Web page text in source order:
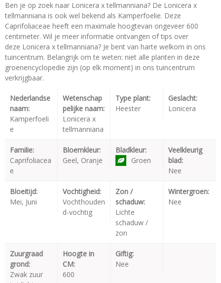
Ben je op zoek naar Lonicera x tellmanniana? De Lonicera x
tellmanniana is ook wel bekend als Kamperfoelie. Deze
Caprifoliaceae heeft een maximale hoogtevan ongeveer 600
centimeter. Wil je meer informatie ontvangen of tips over
deze Lonicera x tellmanniana? Je bent van harte welkom in ons
tuincentrum. Belangrijk om te weten: niet alle planten in deze
groenencyclopedie zijn (op elk moment) in ons tuincentrum
verkrijgbaar.
Nederlandse
naam:
Kamperfoeli
e
Wetenschap
pelijke naam:
Lonicera x
tellmanniana
Type plant:
Heester
Geslacht:
Lonicera
Familie:
Caprifoliacea
e
Bloemkleur:
Geel, Oranje
Bladkleur:
Groen
Veelkleurig
blad:
Nee
Bloeitijd:
Mei, Juni
Vochtigheid:
Vochthouden
d-vochtig
Zon /
schaduw:
Lichte
schaduw /
zon
Wintergroen:
Nee
Zuurgraad
grond:
Zwak zuur
Hoogte in
CM:
600
Giftig:
Nee